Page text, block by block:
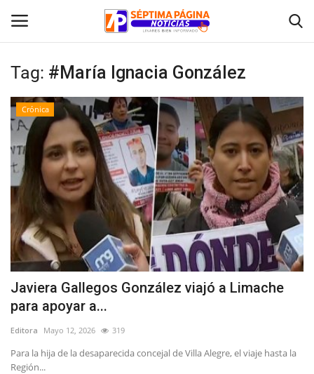
Inicio
Crónica
Policial
Tribunales
Deporte
Política
Espectáculos
Tag: #María Ignacia González
Crónica
Javiera Gallegos González viajó a Limache
para apoyar a...
Editora Mayo 12, 2026 319
Para la hija de la desaparecida concejal de Villa Alegre, el viaje hasta la
Región...